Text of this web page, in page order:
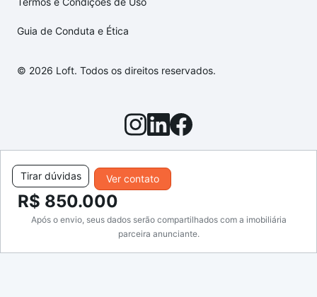
Ver contato
Tirar dúvidas
R$ 850.000
Após o envio, seus dados serão compartilhados com a imobiliária
parceira anunciante.
Guia de Conduta e Ética
© 2026 Loft. Todos os direitos reservados.